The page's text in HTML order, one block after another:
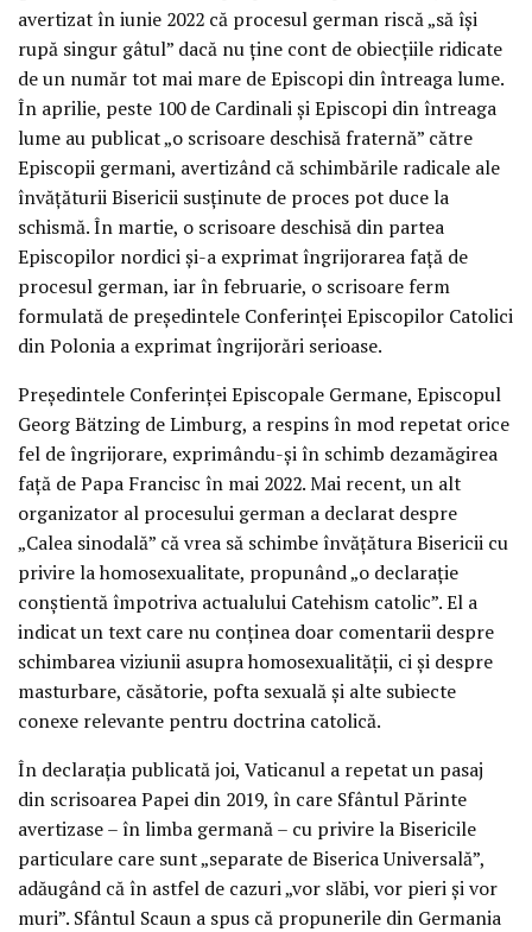
avertizat în iunie 2022 că procesul german riscă „să își
rupă singur gâtul” dacă nu ține cont de obiecțiile ridicate
de un număr tot mai mare de Episcopi din întreaga lume.
În aprilie, peste 100 de Cardinali și Episcopi din întreaga
lume au publicat „o scrisoare deschisă fraternă” către
Episcopii germani, avertizând că schimbările radicale ale
învățăturii Bisericii susținute de proces pot duce la
schismă. În martie, o scrisoare deschisă din partea
Episcopilor nordici și-a exprimat îngrijorarea față de
procesul german, iar în februarie, o scrisoare ferm
formulată de președintele Conferinței Episcopilor Catolici
din Polonia a exprimat îngrijorări serioase.
Președintele Conferinței Episcopale Germane, Episcopul
Georg Bätzing de Limburg, a respins în mod repetat orice
fel de îngrijorare, exprimându-și în schimb dezamăgirea
față de Papa Francisc în mai 2022. Mai recent, un alt
organizator al procesului german a declarat despre
„Calea sinodală” că vrea să schimbe învățătura Bisericii cu
privire la homosexualitate, propunând „o declarație
conștientă împotriva actualului Catehism catolic”. El a
indicat un text care nu conținea doar comentarii despre
schimbarea viziunii asupra homosexualității, ci și despre
masturbare, căsătorie, pofta sexuală și alte subiecte
conexe relevante pentru doctrina catolică.
În declarația publicată joi, Vaticanul a repetat un pasaj
din scrisoarea Papei din 2019, în care Sfântul Părinte
avertizase – în limba germană – cu privire la Bisericile
particulare care sunt „separate de Biserica Universală”,
adăugând că în astfel de cazuri „vor slăbi, vor pieri și vor
muri”. Sfântul Scaun a spus că propunerile din Germania